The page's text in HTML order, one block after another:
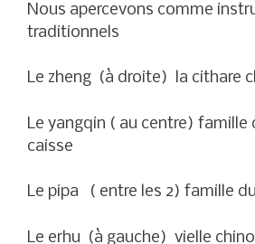
Nous apercevons comme
traditionnels
Le zheng (à droite) la cithare
Le yangqin ( au centre) famille
caisse
Le pipa ( entre les 2) famille
Le erhu (à gauche) vielle